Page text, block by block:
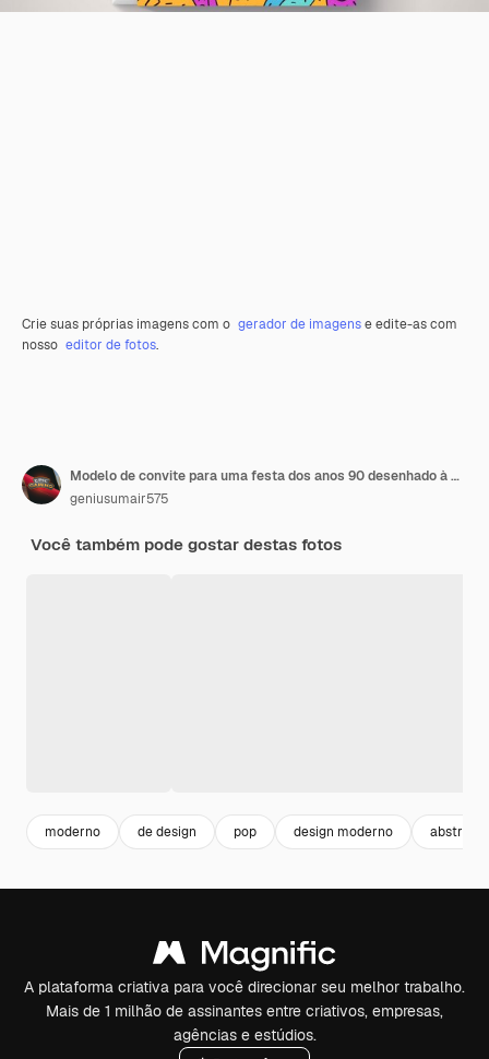
Crie suas próprias imagens com o gerador de imagense edite-as com
nosso editor de fotos.
Modelo de convite para uma festa dos anos 90 desenhado à mão Detalhe realista
geniusumair575
Você também pode gostar destas fotos
moderno de design pop design moderno abstract
A plataforma criativa para você direcionar seu melhor trabalho.
Mais de 1 milhão de assinantes entre criativos, empresas,
agências e estúdios.